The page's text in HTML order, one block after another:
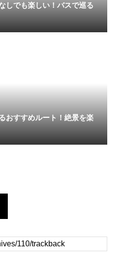
しでも楽しい！バスで巡る
おすすめルート！絶景を楽